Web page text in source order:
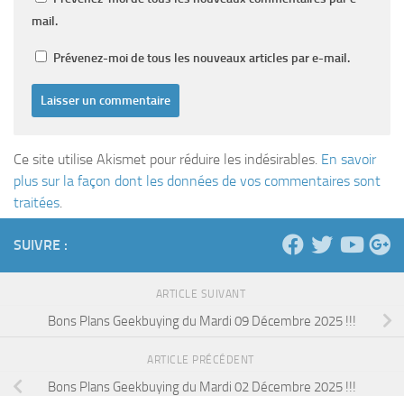
mail.
Prévenez-moi de tous les nouveaux articles par e-mail.
Ce site utilise Akismet pour réduire les indésirables. En savoir
plus sur la façon dont les données de vos commentaires sont
traitées.
SUIVRE :
ARTICLE SUIVANT
Bons Plans Geekbuying du Mardi 09 Décembre 2025 !!!
ARTICLE PRÉCÉDENT
Bons Plans Geekbuying du Mardi 02 Décembre 2025 !!!